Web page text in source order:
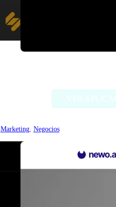
Marketing, Negocios